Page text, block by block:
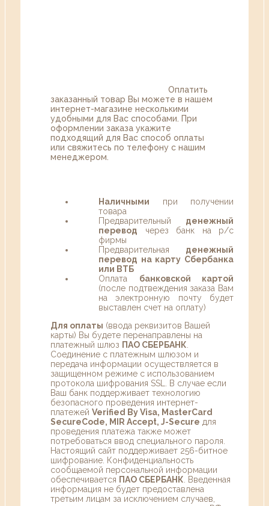
Оплатить
заказанный товар Вы можете в нашем
интернет-магазине несколькими
удобными для Вас способами. При
оформлении заказа укажите
подходящий для Вас способ оплаты
или свяжитесь по телефону с нашим
менеджером.
Наличными при получении
товара
Предварительный денежный
перевод через банк на р/с
фирмы
Предварительная денежный
перевод на карту Сбербанка
или ВТБ
Оплата банковской картой
(после подтвеждения заказа Вам
на электронную почту будет
выставлен счет на оплату)
Для оплаты (ввода реквизитов Вашей
карты) Вы будете перенаправлены на
платежный шлюз ПАО СБЕРБАНК
Соединение с платежным шлюзом и
передача информации осуществляется в
защищенном режиме с использованием
протокола шифрования SSL. В случае если
Ваш банк поддерживает технологию
безопасного проведения интернет-
платежей Verified By Visa, MasterCard
SecureCode, MIR Accept, J-Secure для
проведения платежа также может
потребоваться ввод специального пароля.
Настоящий сайт поддерживает 256-битное
шифрование. Конфиденциальность
сообщаемой персональной информации
обеспечивается ПАО СБЕРБАНК . Введенная
информация не будет предоставлена
третьим лицам за исключением случаев,